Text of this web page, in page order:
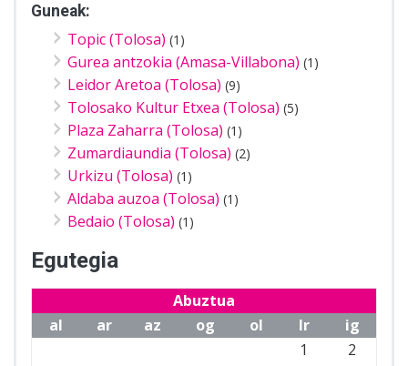
Guneak:
Topic (Tolosa) (1)
Gurea antzokia (Amasa-Villabona) (1)
Leidor Aretoa (Tolosa) (9)
Tolosako Kultur Etxea (Tolosa) (5)
Plaza Zaharra (Tolosa) (1)
Zumardiaundia (Tolosa) (2)
Urkizu (Tolosa) (1)
Aldaba auzoa (Tolosa) (1)
Bedaio (Tolosa) (1)
Egutegia
Abuztua
al
ar az og ol lr
ig
1
2